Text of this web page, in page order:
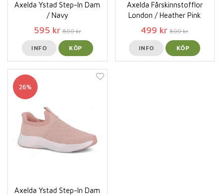
Axelda Ystad Step-In Dam
/ Navy
595 kr 800 kr
INFO KÖP
Axelda Fårskinnstofflor
London / Heather Pink
499 kr 800 kr
INFO KÖP
26%
Axelda Ystad Step-In Dam